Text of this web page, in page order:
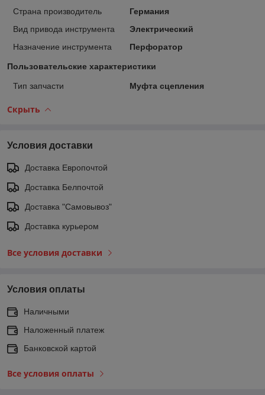
Страна производитель
Германия
Вид привода инструмента
Электрический
Назначение инструмента
Перфоратор
Пользовательские характеристики
Тип запчасти Муфта сцепления
Скрыть
Условия доставки
Доставка Европочтой
Доставка Белпочтой
Доставка "Самовывоз"
Доставка курьером
Все условия доставки
Условия оплаты
Наличными
Наложенный платеж
Банковской картой
Все условия оплаты